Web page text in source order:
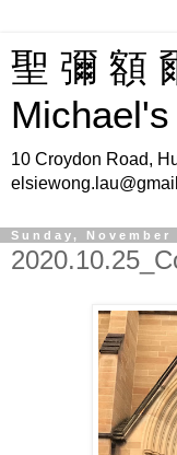
聖 彌 額
10 Croydon Road,
Sunday, November